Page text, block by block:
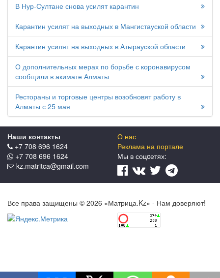
В Нур-Султане снова усилят карантин
Карантин усилят на выходных в Мангистауской области
Карантин усилят на выходных в Атырауской области
О дополнительных мерах по борьбе с коронавирусом
сообщили в акимате Алматы
Рестораны и торговые центры возобновят работу в
Алматы с 25 мая
Наши контакты
+7 708 696 1624
+7 708 696 1624
kz.matritca@gmail.com
О нас
Реклама на портале
Мы в соцcетях:
Все права защищены © 2026 «Матрица.Kz» - Нам доверяют!